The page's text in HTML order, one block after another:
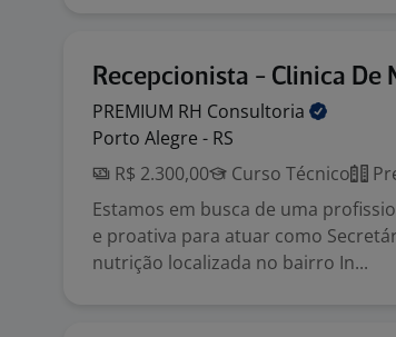
Recepcionista - Clinica De
PREMIUM RH Consultoria
Porto Alegre - RS
R$ 2.300,00
Curso Técnico
Estamos em busca de uma
e proativa para atuar como
nutrição localizada no bairro In...